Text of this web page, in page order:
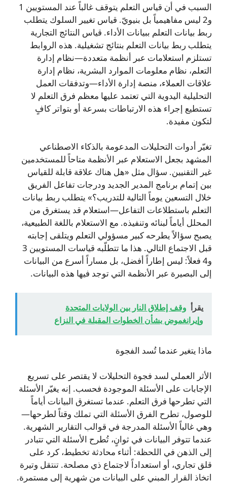
السبب في أن قياس التعلم يتوقف غالباً عند المستويين 1
و2 ليس مفاهيمياً بل بنيويّ. قياس تغيير السلوك يتطلب
ربط بيانات التعلم ببيانات الأداء. قياس النتائج التجارية
يتطلب ربط بيانات التعلم بنتائج تشغيلية. هذه الروابط
تستلزم استعلامات عبر أنظمة متعددة—نظام إدارة
التعلم، نظام معلومات الموارد البشرية، نظام إدارة
علاقات العملاء، منصة إدارة الأداء—وتدفقات العمل
التحليلية اليدوية التي تعتمد عليها معظم فرق التعلم لا
تستطيع إجراء هذه الارتباطات بسرعة أو بتواتر كافٍ
لتكون مفيدة.
تغيّر أدوات التحليلات المدعومة بالذكاء الاصطناعي
المشهد بجعل الاستعلام عبر الأنظمة متاحاً للمستخدمين
غير التقنيين. سؤال مثل «هل هناك علاقة قابلة للقياس
بين إتمام برنامج المدير الجديد ودرجات تفاعل الفريق
خلال التسعين يوماً التالية للتدريب؟» يتطلب ربط بيانات
التعلم باستطلاعات التفاعل—استعلام قد يستغرق من
المحلل أياماً لبنائه وتنفيذه. مع الاستعلام باللغة الطبيعية،
يصبح سؤالاً يطرحه كبير مسؤولي التعلم ويتلقى إجابته
قبل الاجتماع التالي. هذا ما تتطلّبه قياسات المستويين 3
و4 فعلاً: ليس إطاراً أفضل، بل مساراً أسرع من البيانات
إلى البصيرة عبر الأنظمة التي توجد فيها هذه البيانات.
يقرأ وقف إطلاق النار بين الولايات المتحدة
وإيرانغموض بشأن الخطوات المقبلة في النزاع
ماذا يتغير عندما تُسد الفجوة
الأثر العملي لسد فجوة التحليلات لا يقتصر على تسريع
الإجابات على الأسئلة الموجودة فحسب. إنه يغيّر الأسئلة
التي تطرحها فرق التعلم. عندما تستغرق البيانات أياماً
للوصول، تطرح الفرق الأسئلة التي تملك وقتاً لطرحها—
وهي غالباً الأسئلة المدرجة في قوالب التقارير الشهرية.
عندما تتوفر البيانات في ثوانٍ، تُطرح الأسئلة التي تتبادر
إلى الذهن في اللحظة: أثناء محادثة تخطيط، كرد على
قلق تجاري، أو استعداداً لاجتماع ذي مصلحة. تنتقل وتيرة
اتخاذ القرار المبني على البيانات من شهرية إلى مستمرة.